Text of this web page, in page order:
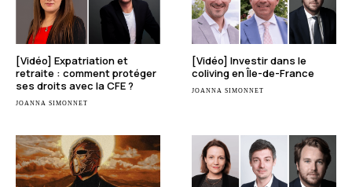
[Vidéo] Expatriation et
retraite : comment protéger
ses droits avec la CFE ?
JOANNA SIMONNET
[Vidéo] Investir dans le
coliving en Île-de-France
JOANNA SIMONNET